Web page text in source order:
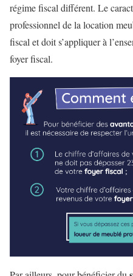
régime fiscal différent. Le
professionnel de la location
fiscal et doit s’appliquer à
foyer fiscal.